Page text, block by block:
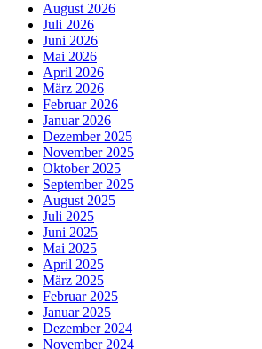
August 2026
Juli 2026
Juni 2026
Mai 2026
April 2026
März 2026
Februar 2026
Januar 2026
Dezember 2025
November 2025
Oktober 2025
September 2025
August 2025
Juli 2025
Juni 2025
Mai 2025
April 2025
März 2025
Februar 2025
Januar 2025
Dezember 2024
November 2024